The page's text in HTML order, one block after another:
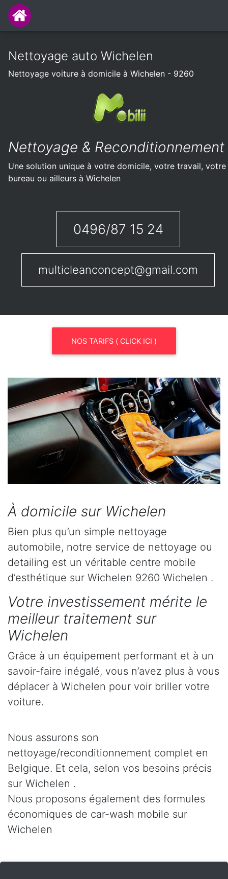
Nettoyage auto Wichelen
Nettoyage voiture à domicile à Wichelen - 9260
Nettoyage & Reconditionnement
Une solution unique à votre domicile, votre travail, votre
bureau ou ailleurs à Wichelen
0496/87 15 24
multicleanconcept@gmail.com
NOS TARIFS ( CLICK ICI )
À domicile sur Wichelen
Bien plus qu’un simple nettoyage
automobile, notre service de nettoyage ou
detailing est un véritable centre mobile
d’esthétique sur Wichelen 9260 Wichelen .
Votre investissement mérite le
meilleur traitement sur
Wichelen
Grâce à un équipement performant et à un
savoir-faire inégalé, vous n’avez plus à vous
déplacer à Wichelen pour voir briller votre
voiture.
Nous assurons son
nettoyage/reconditionnement complet en
Belgique. Et cela, selon vos besoins précis
sur Wichelen .
Nous proposons également des formules
économiques de car-wash mobile sur
Wichelen